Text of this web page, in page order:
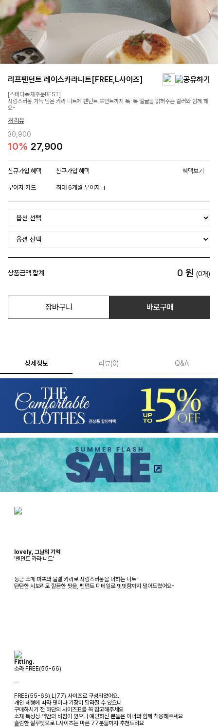
리프펜던트 레이스카라니트[FREE,L사이즈]
[스테디👑재주문BEST]
사랑스러움 가득 담은 카라 니트에 펜던트 포인트까지 톡-톡 얼굴을 밝혀주는 컬러와 함께 해
요-
개 리뷰
30,900
10% 27,900
신규가입 혜택 신규가입 혜택 혜택보기
무이자 카드 최대 6개월 무이자
상품금액 합계 0 원 (0개)
장바구니 바로구매
상세정보 리뷰(0) Q&A
lovely, 그날의 기억
'펜던트 카라 니트'
둥근 소매 퍼프와 물결 카라로 사랑스러움을 더하는 니트-
탄탄한 시보리로 깔끔한 핏을, 펜던트 디테일로 밋밋함까지 덜어드렸어요-
Fitting.
소라 FREE(55-66)
ㅡ
FREE(55-66),L(77) 사이즈로 구성되었어요.
개인 체형에 따라 핏이나 기장이 달라질 수 있으니
구매하시기 전 하단의 사이즈표를 꼭 참고해주세요
소재 특성상 약간의 비침이 있으니 예민하신 분들은 이너와 함께 착용해주세요
슬림한 실루엣으로 L사이즈는 마른 77분들까지 추천드려요